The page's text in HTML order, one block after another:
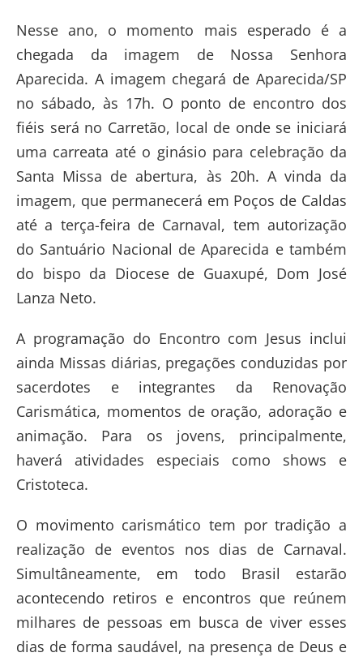
Nesse ano, o momento mais esperado é a
chegada da imagem de Nossa Senhora
Aparecida. A imagem chegará de Aparecida/SP
no sábado, às 17h. O ponto de encontro dos
fiéis será no Carretão, local de onde se iniciará
uma carreata até o ginásio para celebração da
Santa Missa de abertura, às 20h. A vinda da
imagem, que permanecerá em Poços de Caldas
até a terça-feira de Carnaval, tem autorização
do Santuário Nacional de Aparecida e também
do bispo da Diocese de Guaxupé, Dom José
Lanza Neto.
A programação do Encontro com Jesus inclui
ainda Missas diárias, pregações conduzidas por
sacerdotes e integrantes da Renovação
Carismática, momentos de oração, adoração e
animação. Para os jovens, principalmente,
haverá atividades especiais como shows e
Cristoteca.
O movimento carismático tem por tradição a
realização de eventos nos dias de Carnaval.
Simultâneamente, em todo Brasil estarão
acontecendo retiros e encontros que reúnem
milhares de pessoas em busca de viver esses
dias de forma saudável, na presença de Deus e